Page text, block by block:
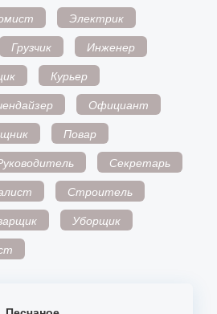
Электрик
Грузчик
Инженер
Курьер
Официант
Повар
Секретарь
Строитель
Уборщик